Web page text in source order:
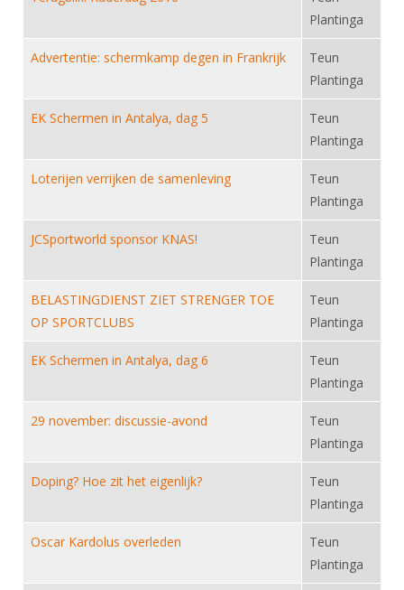
Website
Gebruiksvoorwaarden
Bestuur
Ereleden
Vacatures
Medewerkers
Samenwerking
Formulieren
Verenigingsondersteuning
Oprichting Vereniging
Inschrijven
Materiaal
Schermpaspoort
Rolstoelschermen
Wedstrijdkalender
NK's
JEC
Veteranenwedstrijden
Nieuws
Scheidsrechterslijst
Import inschrijvingen uit Nahouw
DBT
FBT
Talentontwikkeling
Internationale aanmeldingen
Nieuws
Internationale opleidingen
Leraar
Nieuws
Scheidsrechterslijst
Opleidingen
Archief
Infotheek
Nieuws
Plantinga
Advertentie: schermkamp degen in Frankrijk
Teun
Plantinga
EK Schermen in Antalya, dag 5
Teun
Plantinga
Loterijen verrijken de samenleving
Teun
Plantinga
JCSportworld sponsor KNAS!
Teun
Plantinga
BELASTINGDIENST ZIET STRENGER TOE
OP SPORTCLUBS
Teun
Plantinga
EK Schermen in Antalya, dag 6
Teun
Plantinga
29 november: discussie-avond
Teun
Plantinga
Doping? Hoe zit het eigenlijk?
Teun
Plantinga
Oscar Kardolus overleden
Teun
Plantinga